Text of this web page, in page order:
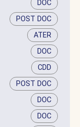
DOC
POST DOC
ATER
DOC
CDD
POST DOC
DOC
DOC